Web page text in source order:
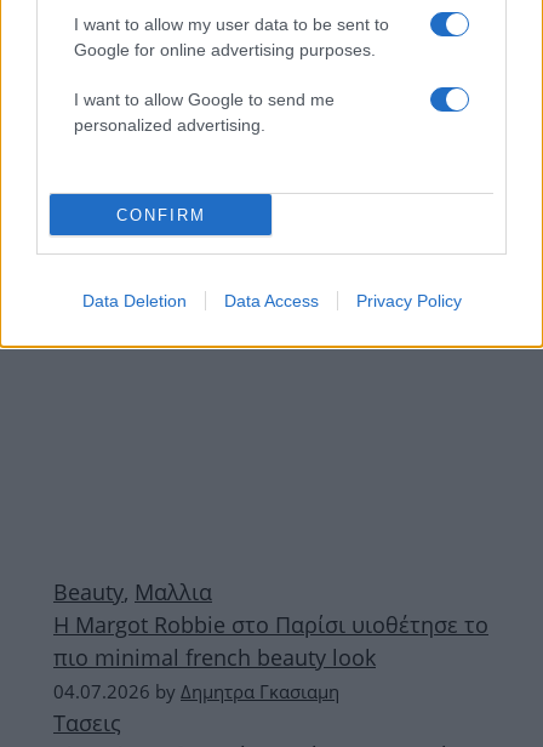
I want to allow my user data to be sent to
Google for online advertising purposes.
I want to allow Google to send me
personalized advertising.
CONFIRM
Data Deletion Data Access Privacy Policy
συλλογή αλλά και με το παραμυθένιο
σκηνικό
Τασεις
ΔΙΑΦΗΜΙΣΗ
Beauty, Μαλλια
H Margot Robbie στο Παρίσι υιοθέτησε το
πιο minimal french beauty look
04.07.2026 by Δημητρα Γκασιαμη
Τασεις